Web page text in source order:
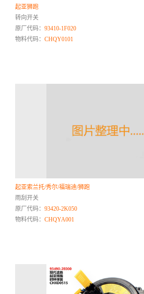
起亚狮跑
转向开关
原厂代码：93410-1F020
物料代码：CHQY0101
起亚索兰托/秀尔/福瑞迪/狮跑
雨刮开关
原厂代码：93420-2K050
物料代码：CHQYA001